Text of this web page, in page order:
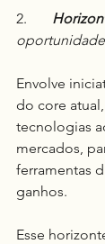
Envolve
do core
tecnologias
mercados,
ferramentas
ganhos.
Esse